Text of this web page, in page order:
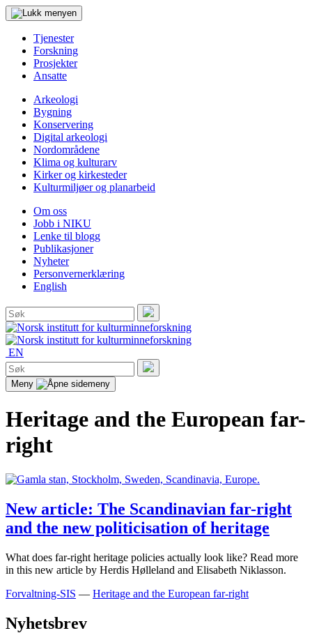
Tjenester
Forskning
Prosjekter
Ansatte
Arkeologi
Bygning
Konservering
Digital arkeologi
Nordområdene
Klima og kulturarv
Kirker og kirkesteder
Kulturmiljøer og planarbeid
Om oss
Jobb i NIKU
Lenke til blogg
Publikasjoner
Nyheter
Personvernerklæring
English
Søk
etter:
Søk
EN
Søk
etter:
Søk
Meny
Heritage and the European far-
right
New article: The Scandinavian far-right
and the new politicisation of heritage
What does far-right heritage policies actually look like? Read more
in this new article by Herdis Hølleland and Elisabeth Niklasson.
Forvaltning-SIS — Heritage and the European far-right
Nyhetsbrev